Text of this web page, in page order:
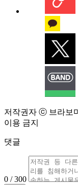
저작권자 ⓒ 브라보
이용 금지
댓글
0 / 300